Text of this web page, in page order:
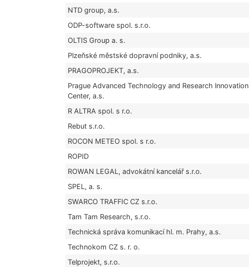
NTD group, a.s.
ODP-software spol. s.r.o.
OLTIS Group a. s.
Plzeňské městské dopravní podniky, a.s.
PRAGOPROJEKT, a.s.
Prague Advanced Technology and Research lnnovation
Center, a.s.
R ALTRA spol. s r.o.
Rebut s.r.o.
ROCON METEO spol. s r.o.
ROPID
ROWAN LEGAL, advokátní kancelář s.r.o.
SPEL, a. s.
SWARCO TRAFFIC CZ s.r.o.
Tam Tam Research, s.r.o.
Technická správa komunikací hl. m. Prahy, a.s.
Technokom CZ s. r. o.
Telprojekt, s.r.o.